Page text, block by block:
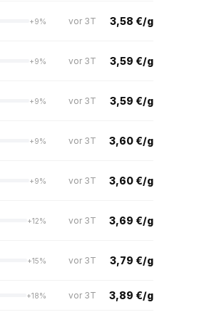
+9% vor 3T 3,58 €/g
+9% vor 3T 3,59 €/g
+9% vor 3T 3,59 €/g
+9% vor 3T 3,60 €/g
+9% vor 3T 3,60 €/g
+12% vor 3T 3,69 €/g
+15% vor 3T 3,79 €/g
+18% vor 3T 3,89 €/g